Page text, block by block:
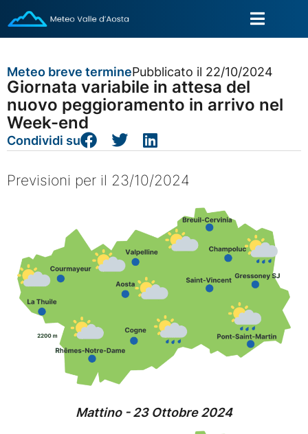
Meteo breve terminePubblicato il 22/10/2024
Giornata variabile in attesa del
nuovo peggioramento in arrivo nel
Week-end
Condividi su
Previsioni per il 23/10/2024
Mattino - 23 Ottobre 2024